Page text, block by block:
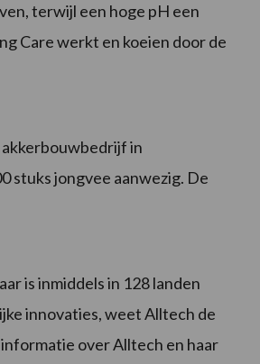
terwijl een hoge pH een
Care werkt en koeien door de
in
stuks jongvee aanwezig. De
is inmiddels in 128 landen
innovaties, weet Alltech de
over Alltech en haar